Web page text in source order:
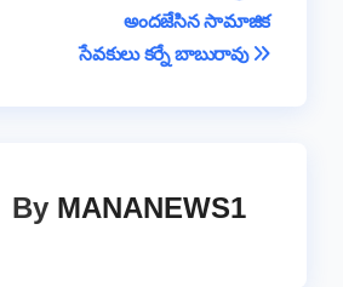
అందజేసిన సామాజిక
సేవకులు కర్నే బాబురావు
By MANANEWS1